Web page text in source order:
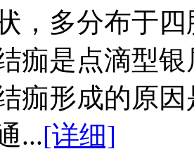
，多分布于
痂是点滴型
痂形成的原
...[详细]